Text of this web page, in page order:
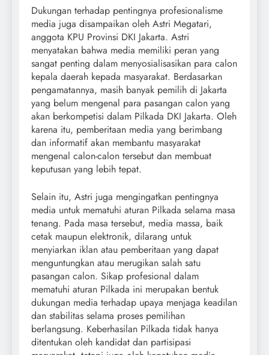
Dukungan terhadap pentingnya profesionalisme
media juga disampaikan oleh Astri Megatari,
anggota KPU Provinsi DKI Jakarta. Astri
menyatakan bahwa media memiliki peran yang
sangat penting dalam menyosialisasikan para calon
kepala daerah kepada masyarakat. Berdasarkan
pengamatannya, masih banyak pemilih di Jakarta
yang belum mengenal para pasangan calon yang
akan berkompetisi dalam Pilkada DKI Jakarta. Oleh
karena itu, pemberitaan media yang berimbang
dan informatif akan membantu masyarakat
mengenal calon-calon tersebut dan membuat
keputusan yang lebih tepat.
Selain itu, Astri juga mengingatkan pentingnya
media untuk mematuhi aturan Pilkada selama masa
tenang. Pada masa tersebut, media massa, baik
cetak maupun elektronik, dilarang untuk
menyiarkan iklan atau pemberitaan yang dapat
menguntungkan atau merugikan salah satu
pasangan calon. Sikap profesional dalam
mematuhi aturan Pilkada ini merupakan bentuk
dukungan media terhadap upaya menjaga keadilan
dan stabilitas selama proses pemilihan
berlangsung. Keberhasilan Pilkada tidak hanya
ditentukan oleh kandidat dan partisipasi